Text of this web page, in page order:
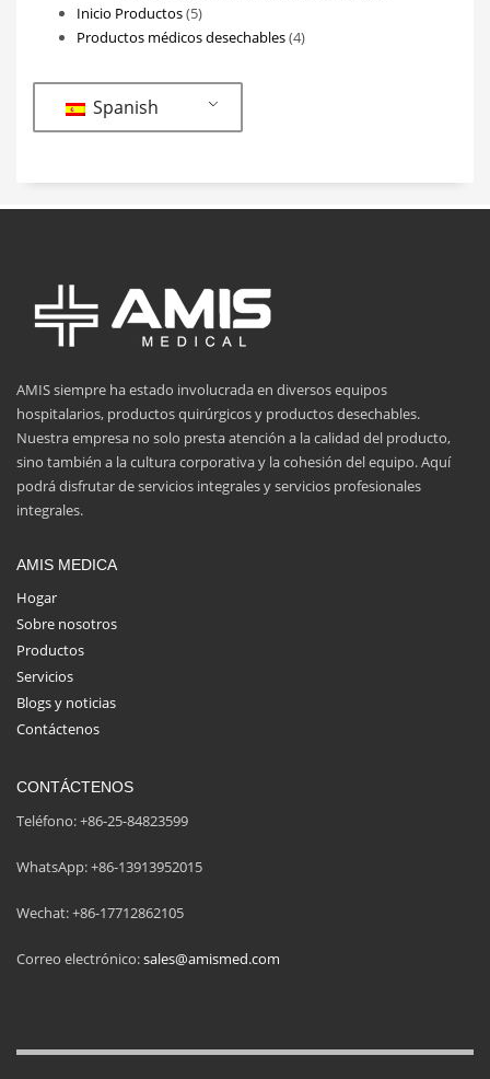
Inicio Productos 55
productos
Productos médicos desechables 44
Spanish
AMIS siempre ha estado involucrada en diversos equipos
hospitalarios, productos quirúrgicos y productos desechables.
Nuestra empresa no solo presta atención a la calidad del producto,
sino también a la cultura corporativa y la cohesión del equipo. Aquí
podrá disfrutar de servicios integrales y servicios profesionales
integrales.
AMIS MEDICA
Hogar
Sobre nosotros
Productos
Servicios
Blogs y noticias
Contáctenos
CONTÁCTENOS
Teléfono: +86-25-84823599
WhatsApp: +86-13913952015
Wechat: +86-17712862105
Correo electrónico:sales@amismed.com